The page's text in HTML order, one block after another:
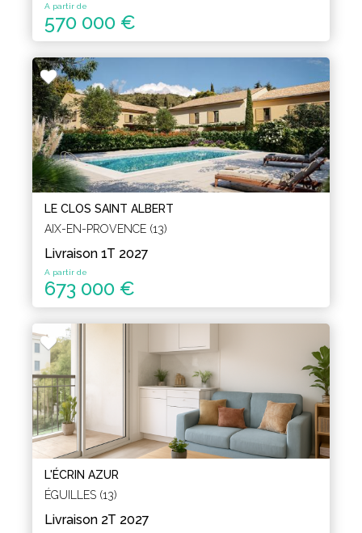
A partir de
570 000 €
LE CLOS SAINT ALBERT
AIX-EN-PROVENCE (13)
Livraison 1T 2027
A partir de
673 000 €
L'ÉCRIN AZUR
ÉGUILLES (13)
Livraison 2T 2027